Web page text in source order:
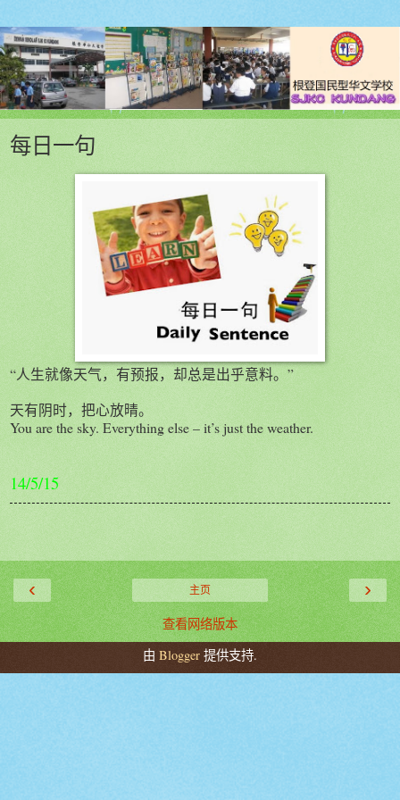
每日一句
“人生就像天气，有预报，却总是出乎意料。”
天有阴时，把心放晴。
You are the sky. Everything else – it’s just the weather.
14/5/15
‹ ›
主页
查看网络版本
由 Blogger 提供支持.